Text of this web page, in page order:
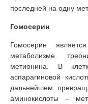
последней на одну
Гомосерин
Гомосерин
метаболизме
метионина. В
аспарагиновой
дальнейшем
аминокислоты –